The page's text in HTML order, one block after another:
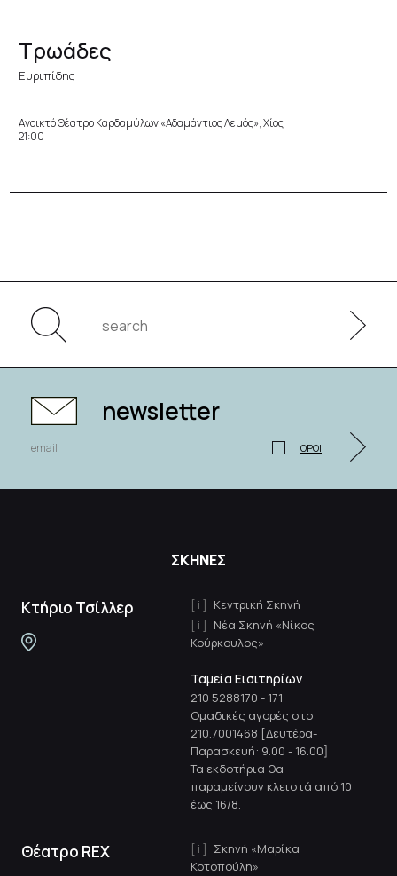
Τρωάδες
Ευριπίδης
Ανοικτό Θέατρο Καρδαμύλων «Αδαμάντιος Λεμός», Χίος
21:00
newsletter
ΟΡΟΙ
ΣΚΗΝΕΣ
Κτήριο Τσίλλερ
Κεντρική Σκηνή
Νέα Σκηνή «Νίκος
Κούρκουλος»
Ταμεία Εισιτηρίων
210 5288170 - 171
Ομαδικές αγορές στο
210.7001468 [Δευτέρα-
Παρασκευή: 9.00 - 16.00]
Τα εκδοτήρια θα
παραμείνουν κλειστά από 10
έως 16/8.
Θέατρο REX
Σκηνή «Μαρίκα
Κοτοπούλη»